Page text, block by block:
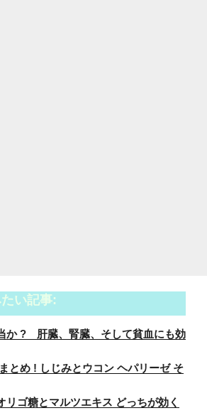
い記事:
か ? 肝臓、腎臓、そして貧血にも効
とめ ! しじみとウコン ヘパリーゼ そ
リゴ糖とマルツエキス どっちが効く